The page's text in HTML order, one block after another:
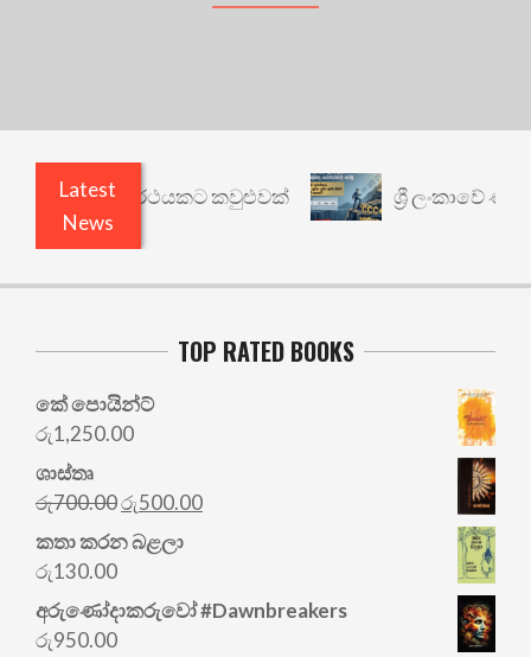
Latest
News
වෙනත් යථාර්ථයකට කවුළුවක් ශ්‍රී ලංකාවේ ණය
TOP RATED BOOKS
කේ පොයින්ට්
රු1,250.00
ශාස්තෘ
රු700.00Original
price
was:
රු500.00Current
කතා කරන බළලා
රු130.00
අරු‍ණෝදාකරුවෝ #Dawnbreakers
රු950.00